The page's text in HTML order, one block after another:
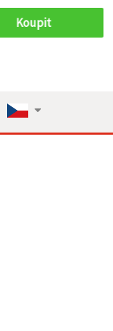
Koupit